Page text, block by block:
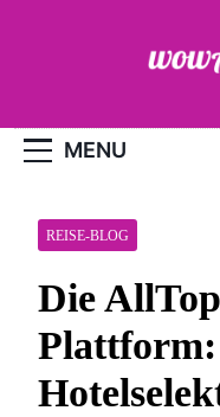
MENU
REISE-BLOG
Die
Plattform: